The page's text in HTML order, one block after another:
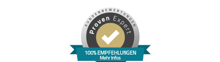
100% EMPFEHLUNGEN
Mehr Infos